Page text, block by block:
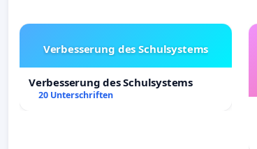
Verbesserung des Schulsystems
Verbesserung des Schulsystems
20 Unterschriften